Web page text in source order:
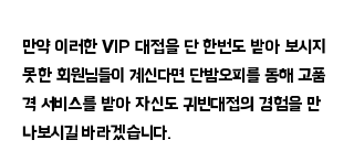
​만약 이러한 VIP 대접을 단 한번도 받아 보시지
못한 회원님들이 계신다면 단밤오피를 통해 고품
격 서비스를 받아 자신도 귀빈대접의 경험을 만
나보시길 바라겠습니다.